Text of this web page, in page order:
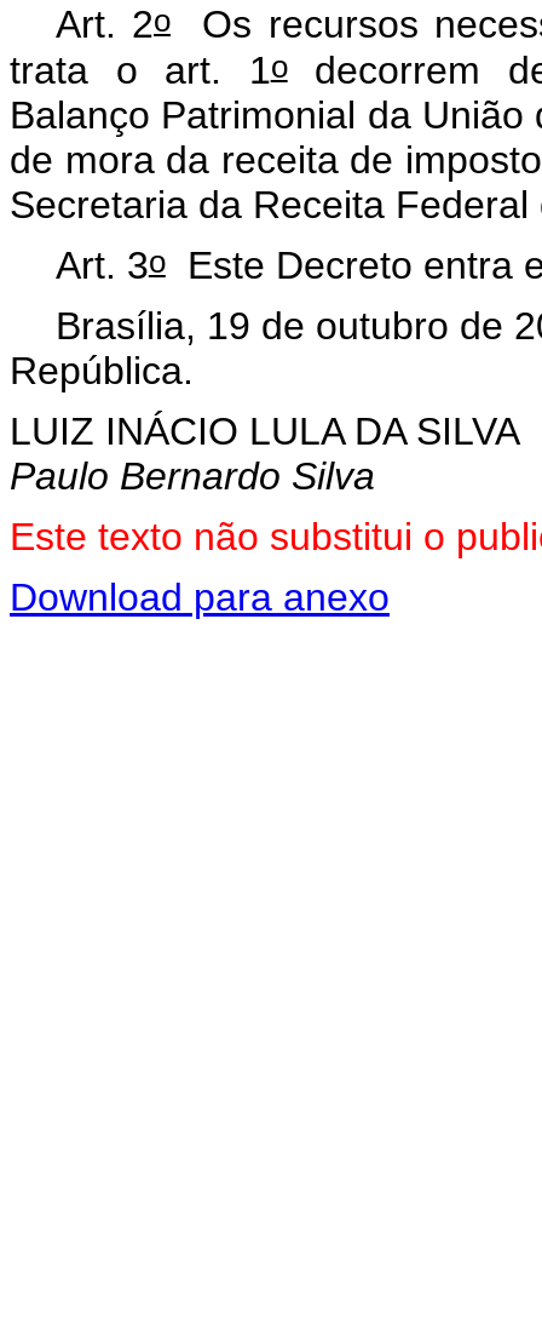
Art. 2oOs recursos
trata o art. 1odecorrem
Balanço Patrimonial da
de mora da receita de
Secretaria da Receita
Art. 3oEste Decreto entra
Brasília, 19 de outubro de
República.
LUIZ INÁCIO LULA DA SILVA
Paulo Bernardo Silva
Este texto não substitui o
Download para anexo